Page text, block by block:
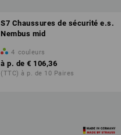
S7 Chaussures de sécurité e.s.
Nembus mid
4 couleurs
à p. de € 106,36
(TTC) à p. de 10 Paires